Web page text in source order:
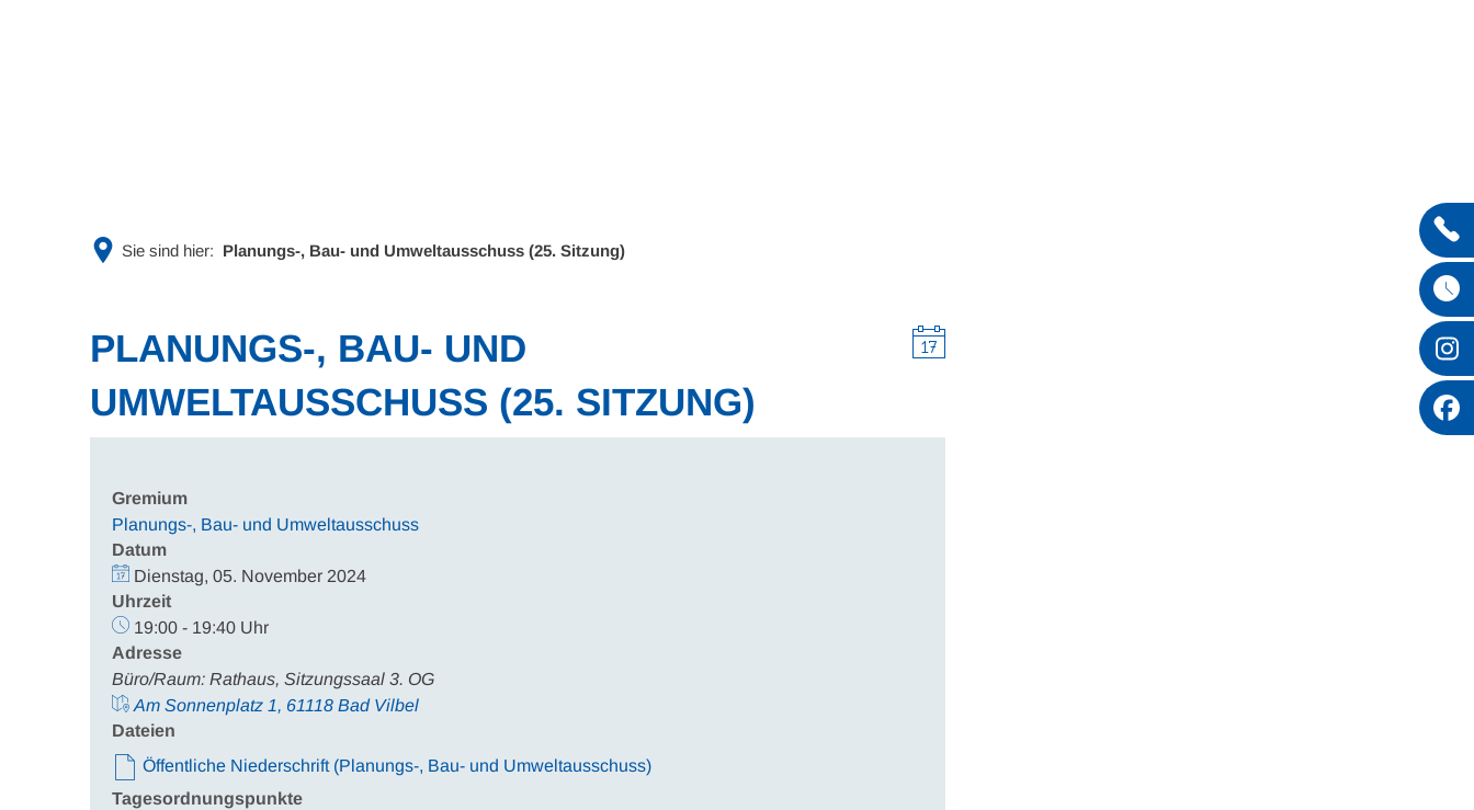
Sie sind hier: Planungs-, Bau- und Umweltausschuss (25. Sitzung)
PLANUNGS-, BAU- UND
UMWELTAUSSCHUSS (25. SITZUNG)
Gremium
Planungs-, Bau- und Umweltausschuss
Datum
Dienstag, 05. November 2024
Uhrzeit
19:00 - 19:40 Uhr
Adresse
Büro/Raum: Rathaus, Sitzungssaal 3. OG
Am Sonnenplatz 1, 61118 Bad Vilbel
Dateien
Öffentliche Niederschrift (Planungs-, Bau- und Umweltausschuss)
Tagesordnungspunkte